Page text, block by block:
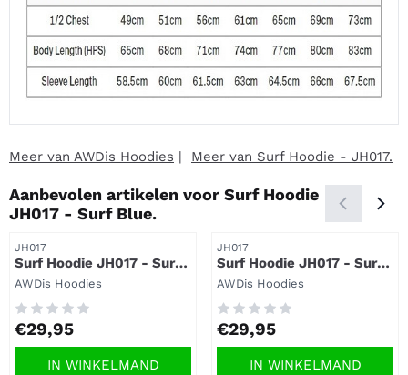
Meer van AWDis Hoodies | Meer van Surf Hoodie - JH017.
Aanbevolen artikelen voor Surf Hoodie
JH017 - Surf Blue.
Artikelnummer
JH017
Surf Hoodie JH017 - Surf
Ocean - BBshirts.
Merk:
AWDis Hoodies
Prijs: 29,95
€29,95
IN WINKELMAND
Artikelnummer
JH017
Surf Hoodie JH017 - Surf
Pink.
Merk:
AWDis Hoodies
Prijs: 29,95
€29,95
IN WINKELMAND